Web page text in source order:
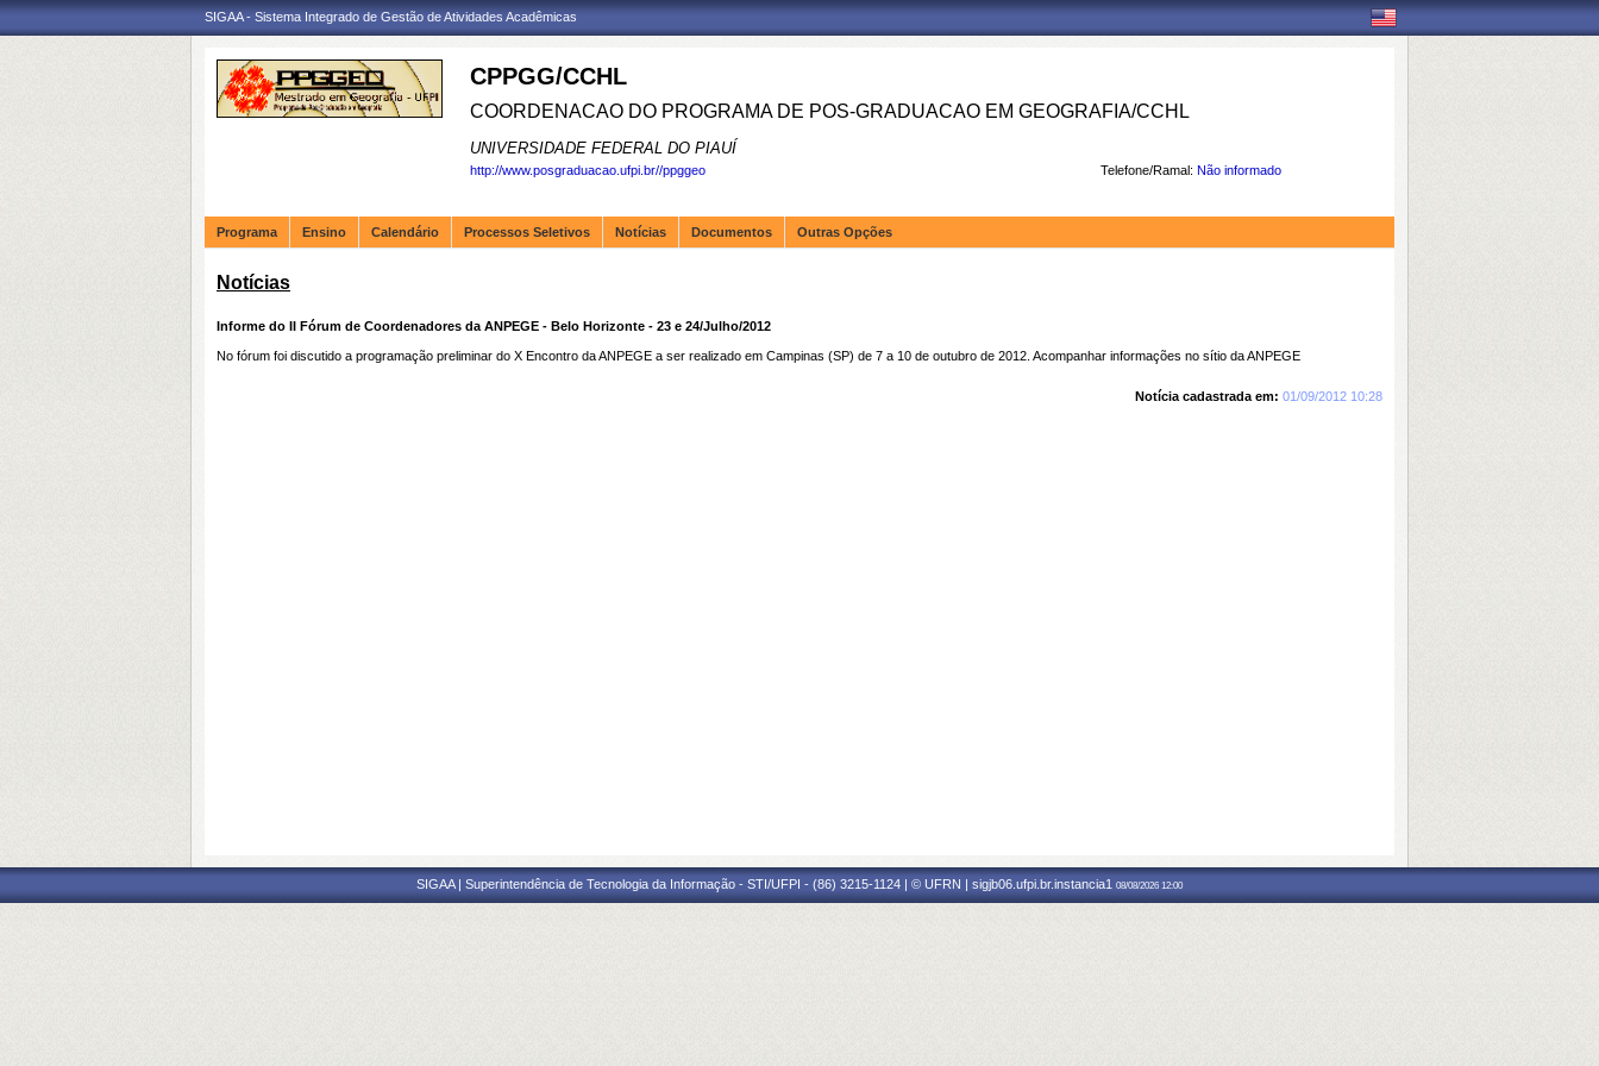
SIGAA - Sistema Integrado de Gestão de Atividades Acadêmicas
CPPGG/CCHL
COORDENACAO DO PROGRAMA DE POS-GRADUACAO EM GEOGRAFIA/CCHL
UNIVERSIDADE FEDERAL DO PIAUÍ
Telefone/Ramal: Não informado
http://www.posgraduacao.ufpi.br//ppggeo
Programa Ensino Calendário Processos Seletivos Notícias Documentos Outras Opções
Notícias
Informe do II Fórum de Coordenadores da ANPEGE - Belo Horizonte - 23 e 24/Julho/2012
No fórum foi discutido a programação preliminar do X Encontro da ANPEGE a ser realizado em Campinas (SP) de 7 a 10 de outubro de 2012. Acompanhar informações no sítio da ANPEGE
Notícia cadastrada em: 01/09/2012 10:28
SIGAA | Superintendência de Tecnologia da Informação - STI/UFPI - (86) 3215-1124 | © UFRN | sigjb06.ufpi.br.instancia1 08/08/2026 12:00